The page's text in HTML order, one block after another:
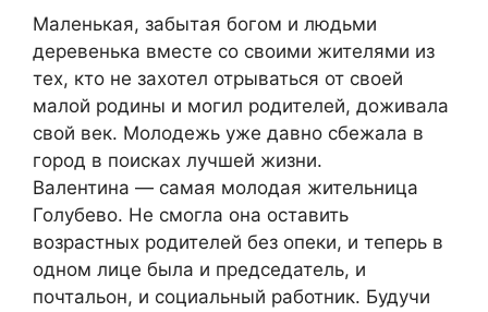
Маленькая, забытая богом и людьми
деревенька вместе со своими жителями из
тех, кто не захотел отрываться от своей
малой родины и могил родителей, доживала
свой век. Молодежь уже давно сбежала в
город в поисках лучшей жизни.
Валентина — самая молодая жительница
Голубево. Не смогла она оставить
возрастных родителей без опеки, и теперь в
одном лице была и председатель, и
почтальон, и социальный работник. Будучи